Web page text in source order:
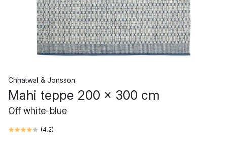
Chhatwal & Jonsson
Mahi teppe 200 x 300 cm
Off white-blue
(4.2)